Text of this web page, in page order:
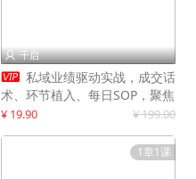
 千启
 私域业绩驱动实战，成交话
术、环节植入、每日SOP，聚焦
增长，驱动营收持续突破
¥ 19.90 ¥ 199.00
1章1课